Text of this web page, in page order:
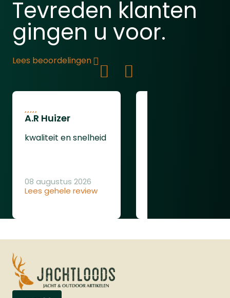
Tevreden klanten
gingen u voor.
Lees beoordelingen
A.R Huizer
kwaliteit en snelheid
Lees gehele review
08 augustus 2026